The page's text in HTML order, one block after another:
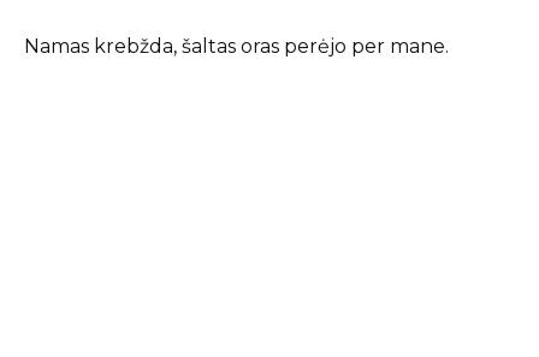
Namas krebžda, šaltas oras perėjo per mane.